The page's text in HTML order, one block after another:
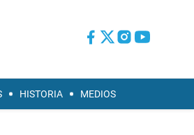
HISTORIA MEDIOS